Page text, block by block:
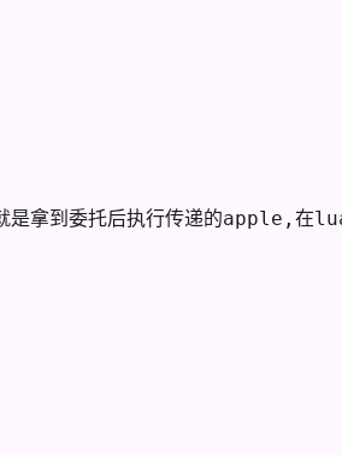
后执行传递的apple,在lua中